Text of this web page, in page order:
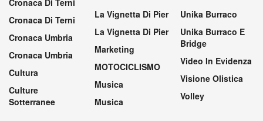
Cronaca Di Terni
Cronaca Umbria
Cronaca Umbria
Cultura
Culture
Sotterranee
La Vignetta Di Pier
La Vignetta Di Pier
Marketing
MOTOCICLISMO
Musica
Musica
Unika Burraco
Unika Burraco E
Bridge
Video In Evidenza
Visione Olistica
Volley